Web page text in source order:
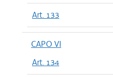
Art. 133
CAPO VI
Art. 134